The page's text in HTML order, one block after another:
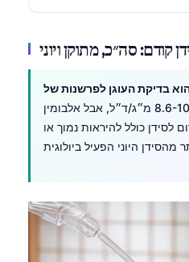
קודם: סה״כ, מתוקן ויוני
הוא בדרך כלל 8.6-10.2 מ״ג/ד״ל, אבל אלבומין, pH ומצב
לסידן כולל להיראות נמוך או